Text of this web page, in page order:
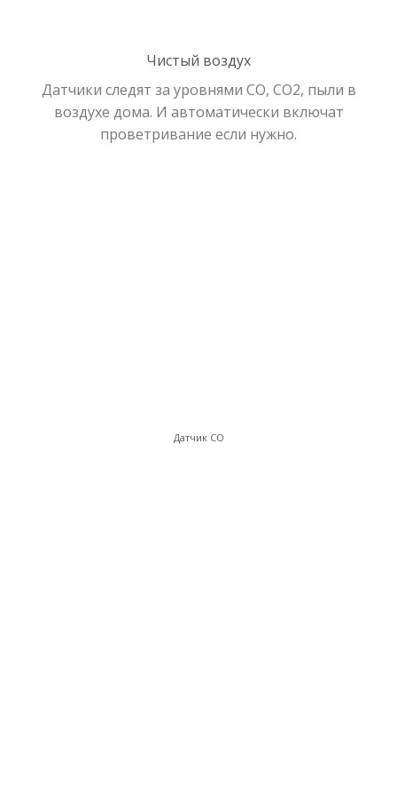
Чистый воздух
Датчики следят за уровнями СО, СО2, пыли в
воздухе дома. И автоматически включат
проветривание если нужно.
Датчик СО